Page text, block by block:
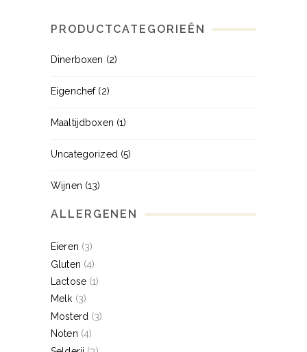
PRODUCTCATEGORIEËN
Dinerboxen (2)
Eigenchef (2)
Maaltijdboxen (1)
Uncategorized (5)
Wijnen (13)
ALLERGENEN
Eieren (3)
Gluten (4)
Lactose (1)
Melk (3)
Mosterd (3)
Noten (4)